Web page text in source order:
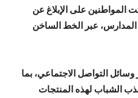
دون 19 عاماً، وحثت المواطنين على الإبلاغ عن
المدارس، عبر الخط الساخن
وسائل التواصل الاجتماعي، بما
الشباب لهذه المنتجات